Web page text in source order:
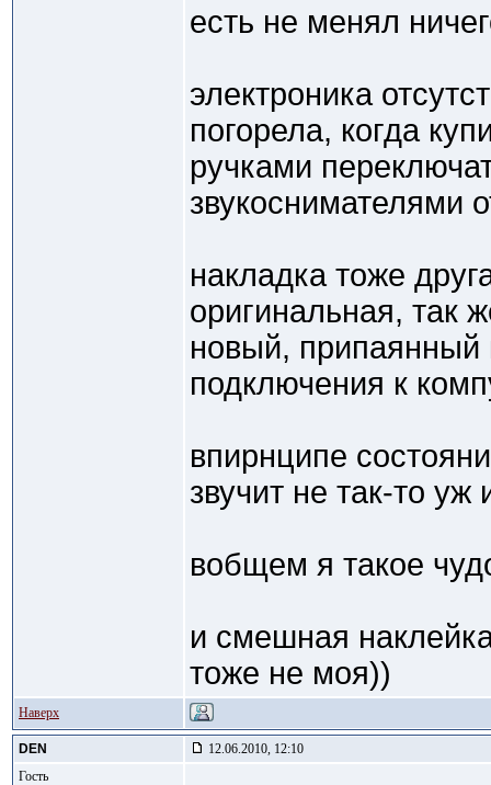
есть не менял
электроника
погорела, когда
ручками
звукоснимателями
накладка тоже
оригинальная, так
новый, припаянный
подключения к
впирнципе
звучит не так-то уж
вобщем я такое
и смешная
тоже не моя))
Наверх
DEN
12.06.2010, 12:10
Гость